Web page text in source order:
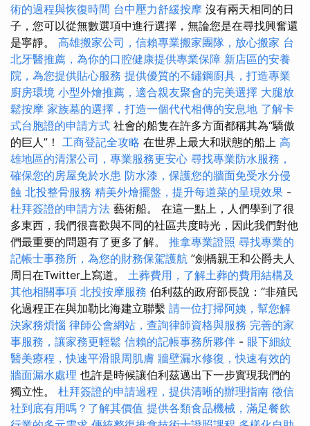
術的過程與恢復時間 台中壓力舒緩按摩 沒有兩天相同的日
子，您可以從無數選項中進行選擇，無論您是在尋找興奮還
是寧靜。 高雄搬家公司，信賴專業搬家團隊，放心搬家 台
北牙醫推薦，為你的口腔健康提供專業保障 新店區的安養
院，為您提供貼心服務 提供優質的不鏽鋼廚具，打造專業
廚房環境 小型外燴推薦，適合親友聚會的完美選擇 大腿放
鬆按摩 家族墓的選擇，打造一個代代相傳的安息地 了解卡
式台胞證的申請方式 社會的船隻在許多方面都稱其為“驕傲
的巨人”！ 工商登記全攻略 在世界上最大和狀態的船上 高
雄地區的清潔公司，專業服務更安心 尋找專業防水服務，
確保您的房屋免於水患 防水漆，保護您的牆面免受水分侵
蝕 北投整骨服務 精美外燴擺盤，提升每道菜的呈現效果 -
杜拜簽證的申請方法 藝術船。 在這一點上，人們學到了很
多東西，我們很喜歡與不同的社區共度時光，因此我們對他
們最重要的問題有了更多了解。 推拿專業證照 尋找專業的
記帳士事務所，為您的財務保駕護航 ”劍橋親王和公爵夫人
周日在Twitter上寫道。 土葬費用，了解土葬的費用結構及
其他相關事項 北投按摩服務 伯利茲的政府部長說：“非殖民
化過程正在與加勒比海建立聯繫 請一位打掃阿姨，幫您解
決家務煩惱 律師公會網站，查詢律師資格與服務 完善的家
事服務，讓家務更輕鬆 信賴的記帳事務所夥伴 - 眼下細紋
醫美療程，快速平滑眼周肌膚 牆壁漏水修復，快速有效的
牆面漏水處理 也許是時候讓伯利茲邁出下一步實現我們的
獨立性。 杜拜簽證的申請過程，提供清晰的辦理指南 徵信
社到底有用嗎？了解其價值 提供各類食品機械，滿足餐飲